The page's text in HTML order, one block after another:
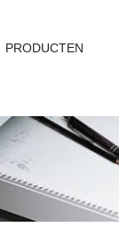
PRODUCTEN